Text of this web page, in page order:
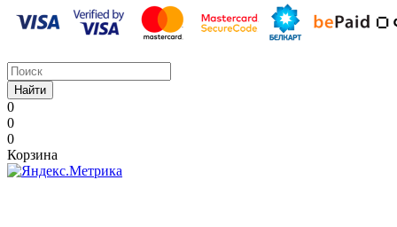
Найти
0
0
0
Корзина